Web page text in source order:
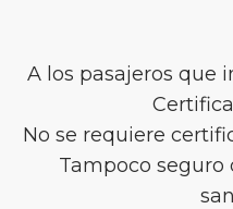
A los pasajeros que
No se requiere
Tampoco seguro